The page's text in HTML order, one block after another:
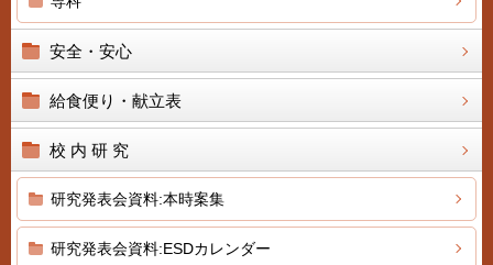
安全・安心
給食便り・献立表
校 内 研 究
研究発表会資料:本時案集
研究発表会資料:ESDカレンダー